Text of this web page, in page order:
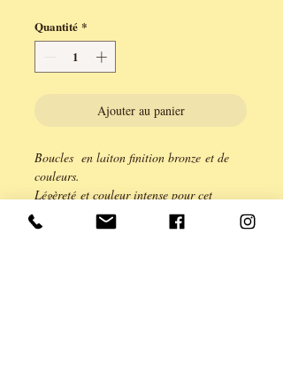
Quantité *
Ajouter au panier
Boucles en laiton finition bronze et de
couleurs.
Légèreté et couleur intense pour cet
ensemble de laiton et de perles anisées et
de verre.